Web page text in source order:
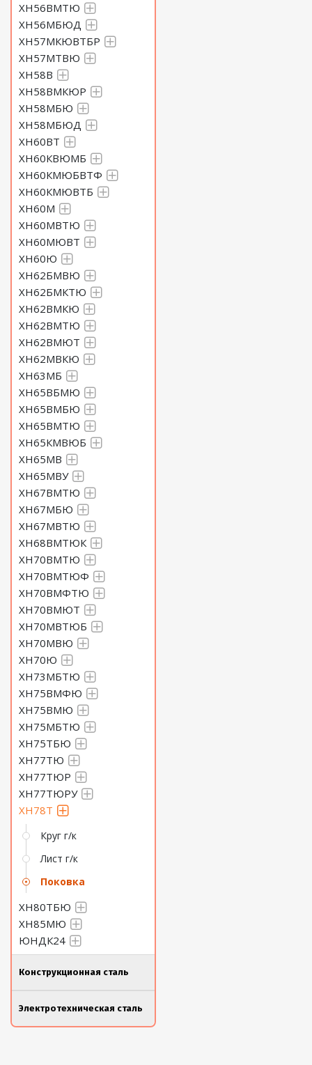
ХН56ВМТЮ
ХН56МБЮД
ХН57МКЮВТБР
ХН57МТВЮ
ХН58В
ХН58ВМКЮР
ХН58МБЮ
ХН58МБЮД
ХН60ВТ
ХН60КВЮМБ
ХН60КМЮБВТФ
ХН60КМЮВТБ
ХН60М
ХН60МВТЮ
ХН60МЮВТ
ХН60Ю
ХН62БМВЮ
ХН62БМКТЮ
ХН62ВМКЮ
ХН62ВМТЮ
ХН62ВМЮТ
ХН62МВКЮ
ХН63МБ
ХН65ВБМЮ
ХН65ВМБЮ
ХН65ВМТЮ
ХН65КМВЮБ
ХН65МВ
ХН65МВУ
ХН67ВМТЮ
ХН67МБЮ
ХН67МВТЮ
ХН68ВМТЮК
ХН70ВМТЮ
ХН70ВМТЮФ
ХН70ВМФТЮ
ХН70ВМЮТ
ХН70МВТЮБ
ХН70МВЮ
ХН70Ю
ХН73МБТЮ
ХН75ВМФЮ
ХН75ВМЮ
ХН75МБТЮ
ХН75ТБЮ
ХН77ТЮ
ХН77ТЮР
ХН77ТЮРУ
ХН78Т
Круг г/к
Лист г/к
Поковка
ХН80ТБЮ
ХН85МЮ
ЮНДК24
Конструкционная сталь
Электротехническая сталь